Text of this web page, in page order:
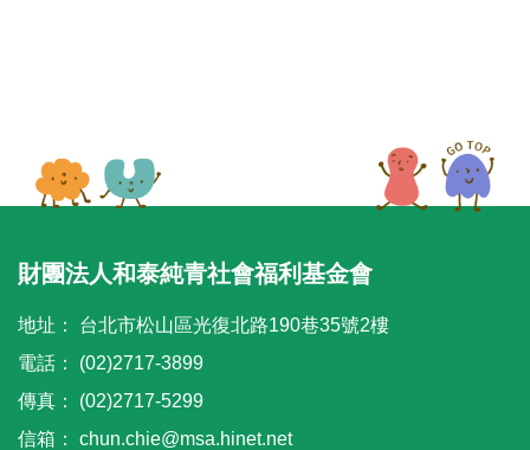
財團法人和泰純青社會福利基金會
地址：
台北市松山區光復北路190巷35號2樓
電話：
(02)2717-3899
傳真：
(02)2717-5299
信箱：
chun.chie@msa.hinet.net